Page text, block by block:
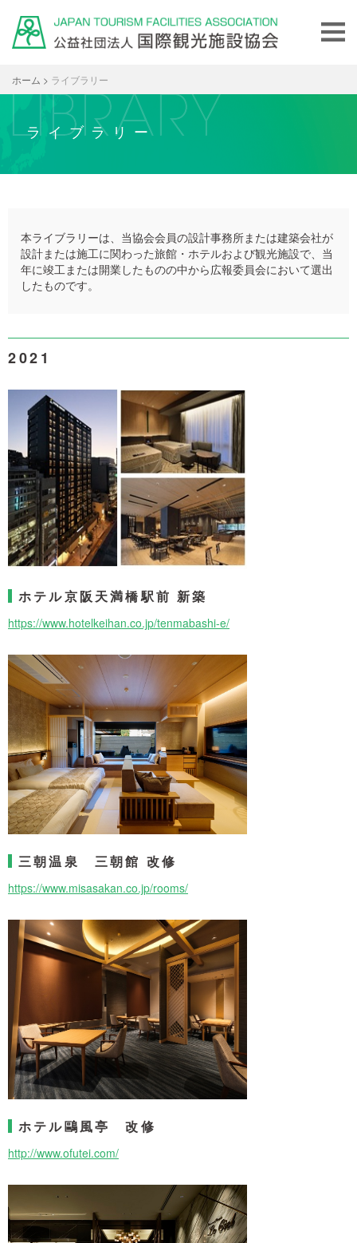
ホーム > ライブラリー
ライブラリー
本ライブラリーは、当協会会員の設計事務所または建築会社が
設計または施工に関わった旅館・ホテルおよび観光施設で、当
年に竣工または開業したものの中から広報委員会において選出
したものです。
2021
ホテル京阪天満橋駅前 新築
https://www.hotelkeihan.co.jp/tenmabashi-e/
三朝温泉 三朝館 改修
https://www.misasakan.co.jp/rooms/
ホテル鷗風亭 改修
http://www.ofutei.com/